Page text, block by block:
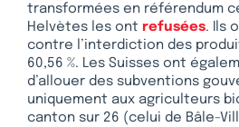
transformées en référendum
Helvètes les ont refusées. Ils
contre l’interdiction des
60,56 %. Les Suisses ont
d’allouer des subventions
uniquement aux agriculteurs
canton sur 26 (celui de Bâle-